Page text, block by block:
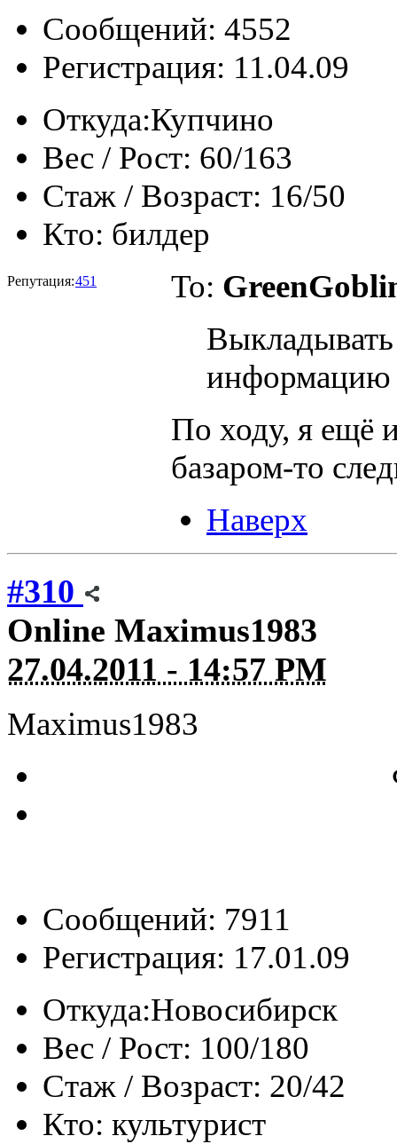
Сообщений: 4552
Регистрация: 11.04.09
Откуда:Купчино
Вес / Рост: 60/163
Стаж / Возраст: 16/50
Кто: билдер
Репутация:451 To:
информацию
По ходу, я ещё
базаром-то
Наверх
#310
Online Maximus1983
27.04.2011 - 14:57 PM
Maximus1983
Сообщений: 7911
Регистрация: 17.01.09
Откуда:Новосибирск
Вес / Рост: 100/180
Стаж / Возраст: 20/42
Кто: культурист